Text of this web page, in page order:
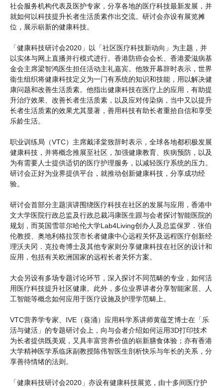
社会服务机构代表及医护专家，分享各地的医疗科技最新发展，并
就如何以科技提升长者生活质素作出交流。研讨会亦设有展览摊
位，展示崭新的健康科技。
「健康科技研讨会2020」以「社区医疗科技新动向」为主题，并
以实体与网上直播并行模式进行。香港防癌会会长、香港爱滋病基
金会主席梁智鸿医生担任活动主礼嘉宾。他致开幕辞时表示，世界
衞生组织将健康科技定义为一门有系统的知识和技能，用以解决健
康问题和改善生活质素。他指出健康科技在医疗上的应用，有助提
升治疗效果、改善长者生活质素，以及应对传染病，当中又以提升
长者生活质素的效果尤其显著，善用科技有助长者重拾自信和享受
乐龄生活。
职业训练局（VTC）主席戴泽棠致辞时表示，全球各地都积极发展
健康科技，并将概念推展至社区，加强健康教育、疾病预防，以及
为有需要人士提供适切的医疗护理服务，以减轻医疗系统的压力。
研讨会正好为业界提供平台，就推动创新健康科技，分享成功经
验。
研讨会首部分主题演讲围绕医疗科技在社区的发展与应用，香港中
文大学医院行政总监及行政总裁冯康医生跟与会者探讨智能医院的
规划，而英国雪菲尔哈伦大学Lab4Living创办人及总监保罗．张伯
伦教授、奥地利格拉茨市长者健康中心远程关怀及远程医疗创新经
理沃夫冈．克拉奇博士及其他专家则分享健康科技在社区的设计和
应用，包括有关欧洲国家的远程长者关怀方案。
大会另设有多场专题讨论环节，深入探讨不同范畴的专业，如何活
用医疗科技提升社区健康。此外，多位业界讲者分享智能家居、人
工智能等概念如何应用于医疗设施及护理学范畴上。
VTC营养学专家、IVE（葵涌）应用科学系讲师黄蕴芝博士在「乐
活与健活」的专题研讨会上，向与会者介绍如何运用3D打印技术
为长者提供既美观，又具丰富营养价值的崭新膳食体验；亦有香港
大学精神医学系临床副教授陈伟智医生剖析快乐与年长的关系，分
享善待情绪的法则。
「健康科技研讨会2020」亦设有健康科技展览，由十多间医疗护